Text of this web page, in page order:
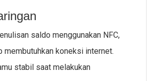
saldo menggunakan NFC,
membutuhkan koneksi internet.
stabil saat melakukan